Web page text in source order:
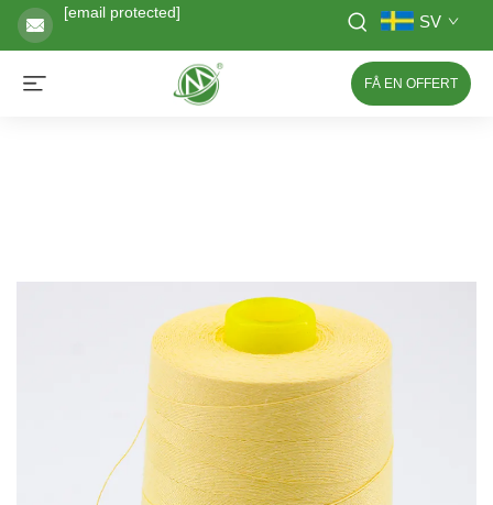
[email protected] SV
FÅ EN OFFERT